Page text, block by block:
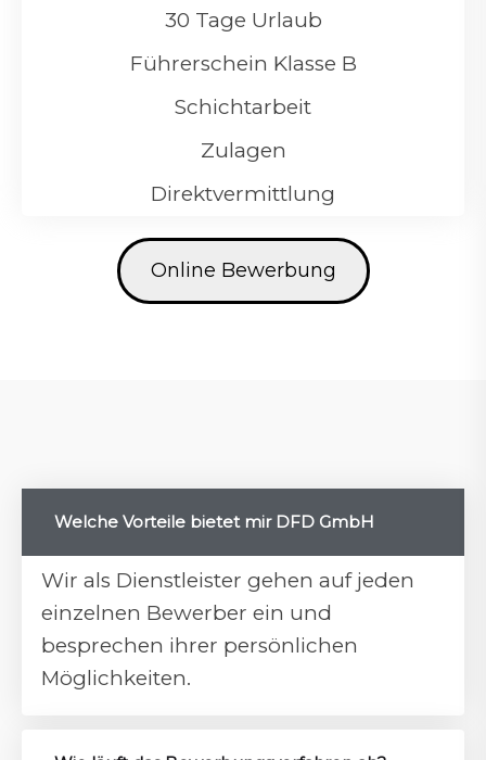
30 Tage Urlaub
Führerschein Klasse B
Schichtarbeit
Zulagen
Direktvermittlung
Online Bewerbung
Welche Vorteile bietet mir DFD GmbH
Wir als Dienstleister gehen auf jeden
einzelnen Bewerber ein und
besprechen ihrer persönlichen
Möglichkeiten.